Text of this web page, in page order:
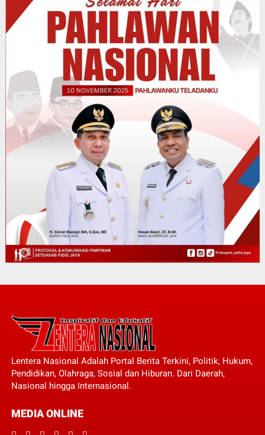
Lentera Nasional Adalah Portal Berita Terkini, Politik, Hukum,
Pendidikan, Olahraga, Sosial dan Hiburan. Dari Daerah,
Nasional hingga Internasional.
MEDIA ONLINE